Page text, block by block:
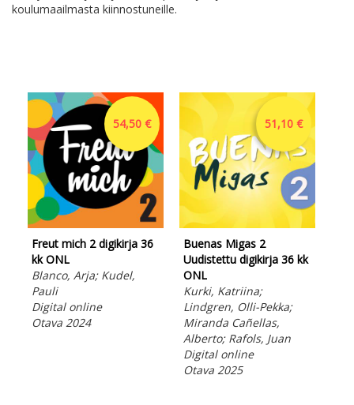
koulumaailmasta kiinnostuneille.
54,50 €
Freut mich 2 digikirja 36
kk ONL
Blanco, Arja; Kudel,
Pauli
Digital online
Otava 2024
51,10 €
Buenas Migas 2
Uudistettu digikirja 36 kk
ONL
Kurki, Katriina;
Lindgren, Olli-Pekka;
Miranda Cañellas,
Alberto; Rafols, Juan
Digital online
Otava 2025